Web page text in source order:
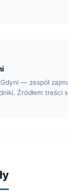
— zespół
Źródłem